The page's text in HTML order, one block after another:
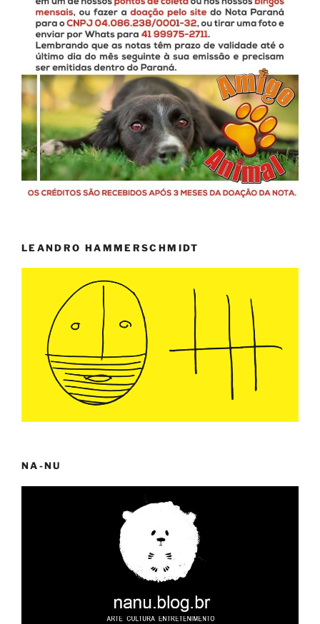
LEANDRO HAMMERSCHMIDT
NA-NU